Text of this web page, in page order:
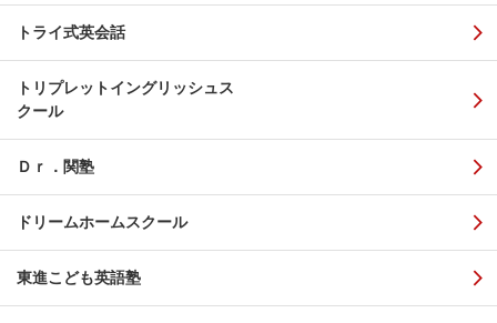
トライ式英会話
トリプレットイングリッシュス
クール
Ｄｒ．関塾
ドリームホームスクール
東進こども英語塾